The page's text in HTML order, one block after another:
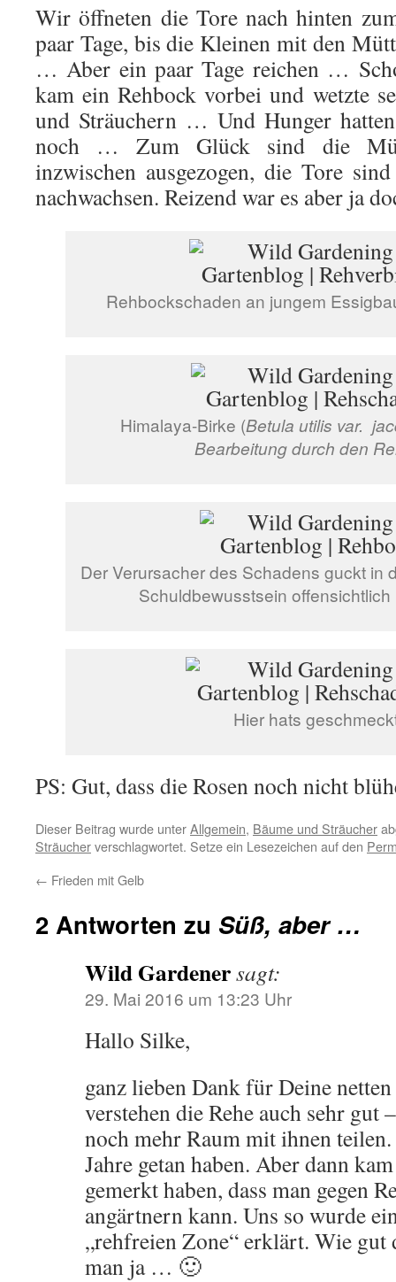
Wir öffneten die Tore nach hinten
paar Tage, bis die Kleinen mit den
… Aber ein paar Tage reichen …
kam ein Rehbock vorbei und wetzte
und Sträuchern … Und Hunger
noch … Zum Glück sind die
inzwischen ausgezogen, die Tore
nachwachsen. Reizend war es aber ja
Rehbockschaden an jungem
Himalaya-Birke (Betula utilis var.
Bearbeitung durch den
Der Verursacher des Schadens guckt in
Schuldbewusstsein
Hier hats
PS: Gut, dass die Rosen noch nicht
Dieser Beitrag wurde unterAllgemein, Bäume und Sträucher
Sträucherverschlagwortet. Setze ein Lesezeichen auf den
← Frieden mit Gelb
2 Antworten zu Süß, aber …
Wild Gardenersagt:
29. Mai 2016 um 13:23 Uhr
Hallo Silke,
ganz lieben Dank für Deine
verstehen die Rehe auch sehr gut
noch mehr Raum mit ihnen
Jahre getan haben. Aber dann
gemerkt haben, dass man gegen
angärtnern kann. Uns so wurde
„rehfreien Zone“ erklärt. Wie
man ja … 🙂